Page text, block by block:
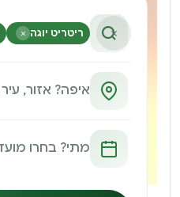
ריטריט יוגה × ×